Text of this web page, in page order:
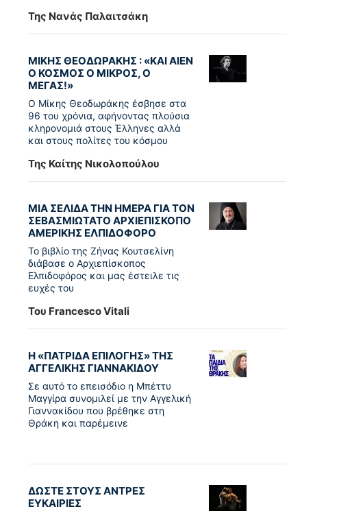
Της Νανάς Παλαιτσάκη
ΜΙΚΗΣ ΘΕΟΔΩΡΑΚΗΣ : «KAI ΑΙΕΝ
Ο ΚΟΣΜΟΣ Ο ΜΙΚΡΟΣ, Ο
ΜΕΓΑΣ!»
Ο Μίκης Θεοδωράκης έσβησε στα
96 του χρόνια, αφήνοντας πλούσια
κληρονομιά στους Έλληνες αλλά
και στους πολίτες του κόσμου
Της Καίτης Νικολοπούλου
ΜΙΑ ΣΕΛΙΔΑ ΤΗΝ ΗΜΕΡΑ ΓΙΑ ΤΟΝ
ΣΕΒΑΣΜΙΩΤΑΤΟ ΑΡΧΙΕΠΙΣΚΟΠΟ
ΑΜΕΡΙΚΗΣ ΕΛΠΙΔΟΦΟΡΟ
Το βιβλίο της Ζήνας Κουτσελίνη
διάβασε ο Αρχιεπίσκοπος
Ελπιδοφόρος και μας έστειλε τις
ευχές του
Του Francesco Vitali
Η «ΠΑΤΡΊΔΑ ΕΠΙΛΟΓΉΣ» ΤΗΣ
ΑΓΓΕΛΙΚΉΣ ΓΙΑΝΝΑΚΊΔΟΥ
Σε αυτό το επεισόδιο η Μπέττυ
Μαγγίρα συνομιλεί με την Αγγελική
Γιαννακίδου που βρέθηκε στη
Θράκη και παρέμεινε
ΔΩΣΤΕ ΣΤΟΥΣ ΑΝΤΡΕΣ
ΕΥΚΑΙΡΙΕΣ